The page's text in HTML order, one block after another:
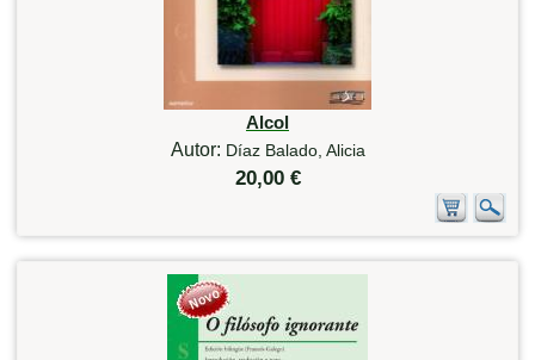
Alcol
Autor: Díaz Balado, Alicia
20,00 €